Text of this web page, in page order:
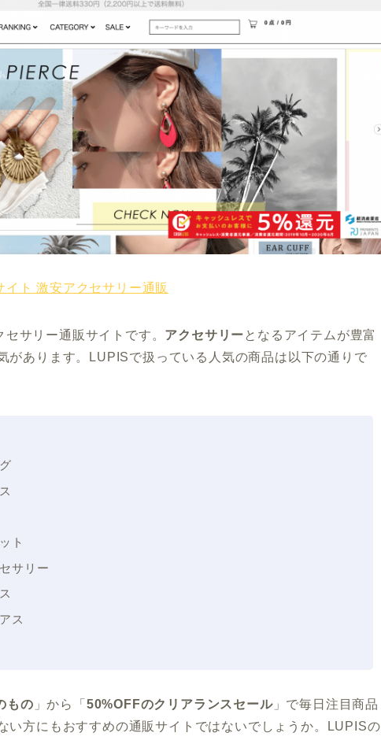
ト 激安アクセサリー通販
セサリー通販サイトです。 アクセサリーとなるアイテムが豊富
があります。LUPISで扱っている人気の商品は以下の通りで
ト
サリー
ス
もの 」から「 50%OFFのクリアランスセール」で毎日注目商品
い方にもおすすめの通販サイトではないでしょうか。LUPISの